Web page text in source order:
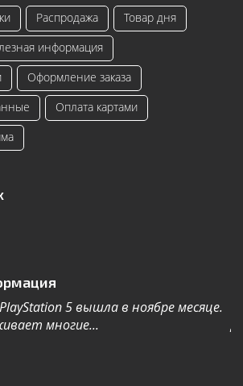
Распродажа
Товар дня
информация
Оформление заказа
Оплата картами
5 вышла в ноябре месяце.
многие...